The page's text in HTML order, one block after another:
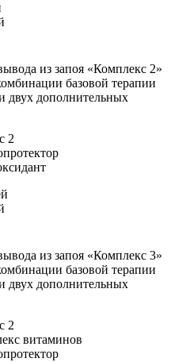
из запоя «Комплекс 2»
базовой терапии
двух дополнительных
2
из запоя «Комплекс 3»
базовой терапии
двух дополнительных
2
витаминов